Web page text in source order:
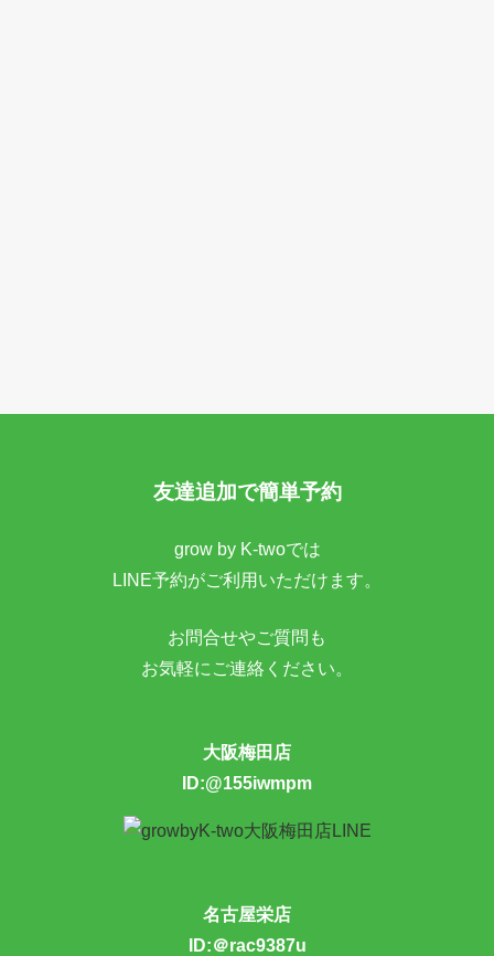
友達追加で簡単予約
grow by K-twoでは
LINE予約がご利用いただけます。
お問合せやご質問も
お気軽にご連絡ください。
大阪梅田店
ID:@155iwmpm
名古屋栄店
ID:＠rac9387u